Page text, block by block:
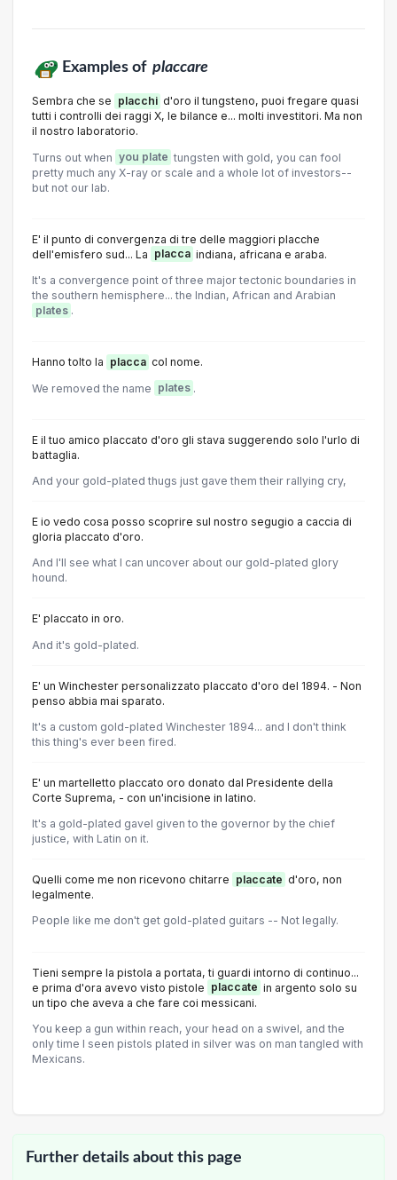
Examples of placcare
Sembra che se placchi d'oro il tungsteno, puoi fregare quasi
tutti i controlli dei raggi X, le bilance e... molti investitori. Ma non
il nostro laboratorio.
Turns out when you plate tungsten with gold, you can fool
pretty much any X-ray or scale and a whole lot of investors--
but not our lab.
E' il punto di convergenza di tre delle maggiori placche
dell'emisfero sud... La placca indiana, africana e araba.
It's a convergence point of three major tectonic boundaries in
the southern hemisphere... the Indian, African and Arabian
plates .
Hanno tolto la placca col nome.
We removed the name plates .
E il tuo amico placcato d'oro gli stava suggerendo solo l'urlo di
battaglia.
And your gold-plated thugs just gave them their rallying cry,
E io vedo cosa posso scoprire sul nostro segugio a caccia di
gloria placcato d'oro.
And I'll see what I can uncover about our gold-plated glory
hound.
E' placcato in oro.
And it's gold-plated.
E' un Winchester personalizzato placcato d'oro del 1894. - Non
penso abbia mai sparato.
It's a custom gold-plated Winchester 1894... and I don't think
this thing's ever been fired.
E' un martelletto placcato oro donato dal Presidente della
Corte Suprema, - con un'incisione in latino.
It's a gold-plated gavel given to the governor by the chief
justice, with Latin on it.
Quelli come me non ricevono chitarre placcate d'oro, non
legalmente.
People like me don't get gold-plated guitars -- Not legally.
Tieni sempre la pistola a portata, ti guardi intorno di continuo...
e prima d'ora avevo visto pistole placcate in argento solo su
un tipo che aveva a che fare coi messicani.
You keep a gun within reach, your head on a swivel, and the
only time I seen pistols plated in silver was on man tangled with
Mexicans.
Further details about this page